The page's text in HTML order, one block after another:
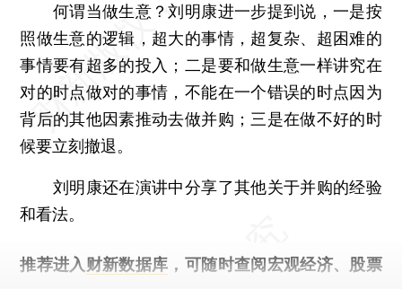
何谓当做生意？刘明康进一步提到说，一是按
照做生意的逻辑，超大的事情，超复杂、超困难的
事情要有超多的投入；二是要和做生意一样讲究在
对的时点做对的事情，不能在一个错误的时点因为
背后的其他因素推动去做并购；三是在做不好的时
候要立刻撤退。
刘明康还在演讲中分享了其他关于并购的经验
和看法。
推荐进入 财新数据库 ，可随时查阅宏观经济、股票